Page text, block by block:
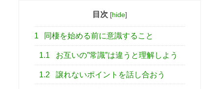
目次 [hide]
1 同棲を始める前に意識すること
1.1 お互いの”常識”は違うと理解しよう
1.2 譲れないポイントを話し合おう